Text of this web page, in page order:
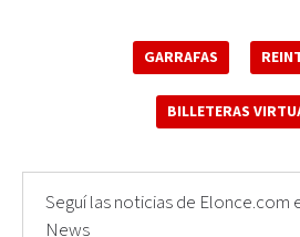
GARRAFAS
BILLETERAS
Seguí las noticias de Elonce.com
News